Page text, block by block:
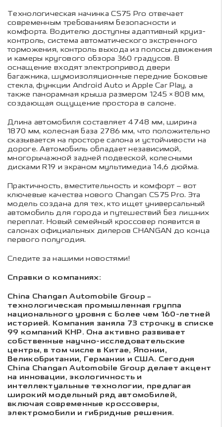
Технологическая начинка CS75 Pro отвечает
современным требованиям безопасности и
комфорта. Водителю доступны адаптивный круиз-
контроль, система автоматического экстренного
торможения, контроль выхода из полосы движения
и камеры кругового обзора 360 градусов. В
оснащение входят электропривод двери
багажника, шумоизоляционные передние боковые
стекла, функции Android Auto и Apple Car Play, а
также панорамная крыша размером 1245×808 мм,
создающая ощущение простора в салоне.
Длина автомобиля составляет 4748 мм, ширина
1870 мм, колесная база 2786 мм, что положительно
сказывается на просторе салона и устойчивости на
дороге. Автомобиль обладает независимой,
многорычажной задней подвеской, колесными
дисками R19 и экраном мультимедиа 14,6 дюйма.
Практичность, вместительность и комфорт – вот
ключевые качества нового Changan CS75 Pro. Эта
модель создана для тех, кто ищет универсальный
автомобиль для города и путешествий без лишних
переплат. Новый семейный кроссовер появится в
салонах официальных дилеров CHANGAN до конца
первого полугодия.
Следите за нашими новостями!
Справки о компаниях:
China Changan Automobile Group –
технологическая промышленная группа
национального уровня с более чем 160-летней
историей. Компания заняла 73 строчку в списке
99 компаний КНР. Она активно развивает
собственные научно-исследовательские
центры, в том числе в Китае, Японии,
Великобритании, Германии и США. Сегодня
China Changan Automobile Group делает акцент
на инновации, экологичность и
интеллектуальные технологии, предлагая
широкий модельный ряд автомобилей,
включая современные кроссоверы,
электромобили и гибридные решения.